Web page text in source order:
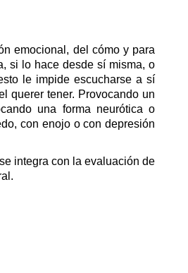
emocional, del cómo y para
si lo hace desde sí misma, o
le impide escucharse a sí
querer tener. Provocando un
una forma neurótica o
con enojo o con depresión
integra con la evaluación de